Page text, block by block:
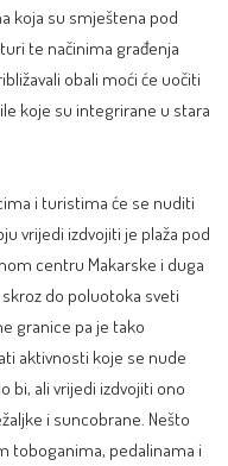
koja su smještena pod
te načinima građenja
obali moći će uočiti
koje su integrirane u stara
i turistima će se nuditi
vrijedi izdvojiti je plaža pod
centru Makarske i duga
do poluotoka sveti
granice pa je tako
aktivnosti koje se nude
bi, ali vrijedi izdvojiti ono
i suncobrane. Nešto
toboganima, pedalinama i